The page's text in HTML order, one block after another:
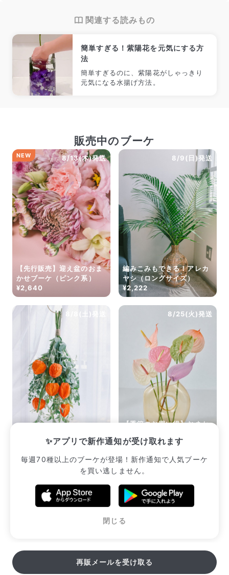
関連する読みもの
簡単すぎる！紫陽花を元気にする方
法
簡単すぎるのに、紫陽花がしゃっきり
元気になる水揚げ方法。
✨アプリで新作通知が受け取れます
毎週70種以上のブーケが登場！新作通知で人気ブーケ
を買い逃しません。
閉じる
販売中のブーケ
8/13(木)発送
NEW
【先行販売】迎え盆のおま
かせブーケ（ピンク系）
¥2,640
8/9(日)発送
編みこみもできる！アレカ
ヤシ（ロングサイズ）
¥2,222
8/8(土)発送 8/25(火)発送
【季節のお買い得】おまか
¥2,310
販売中のブーケ一覧へ
再販メールを受け取る